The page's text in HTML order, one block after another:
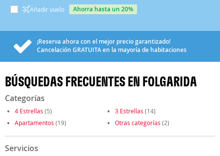
Añadir vuelo ahorra hasta un 20%
¡Reserva ahora con el mejor precio garantizado!
Cancelación GRATUITAen la mayoría de habitaciones
BÚSQUEDAS FRECUENTES EN FOLGARIDA
Categorías
4 Estrellas (5) 3 Estrellas (14)
Apartamentos (19) Otras categorías (2)
Servicios